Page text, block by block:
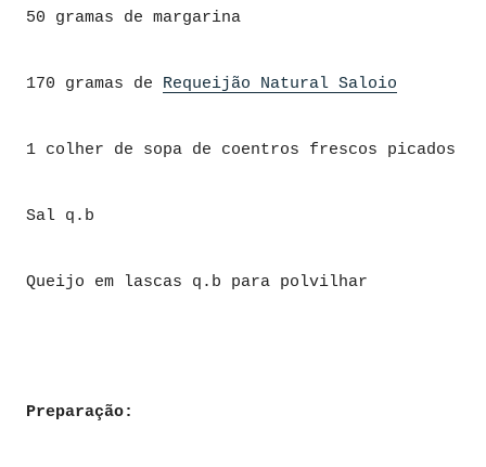
50 gramas de margarina
170 gramas de Requeijão Natural Saloio
1 colher de sopa de coentros frescos picados
Sal q.b
Queijo em lascas q.b para polvilhar
Preparação: